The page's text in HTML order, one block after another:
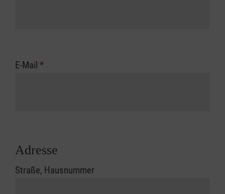
E-Mail *
Adresse
Straße, Hausnummer